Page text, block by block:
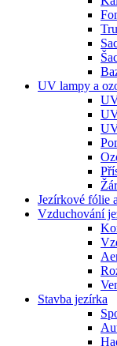
UV lampy a
Jezírkové fólie
Vzduchování
Stavba jezírka